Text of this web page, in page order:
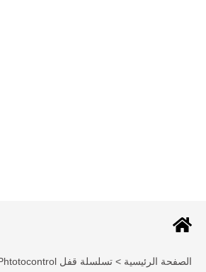
الرئيسية > تسلسلة قفل Phtotocontrol